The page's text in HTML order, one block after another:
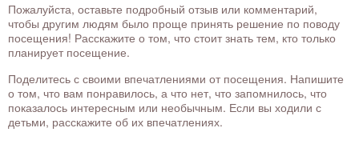
Пожалуйста, оставьте подробный отзыв или комментарий,
чтобы другим людям было проще принять решение по поводу
посещения! Расскажите о том, что стоит знать тем, кто только
планирует посещение.
Поделитесь с своими впечатлениями от посещения. Напишите
о том, что вам понравилось, а что нет, что запомнилось, что
показалось интересным или необычным. Если вы ходили с
детьми, расскажите об их впечатлениях.